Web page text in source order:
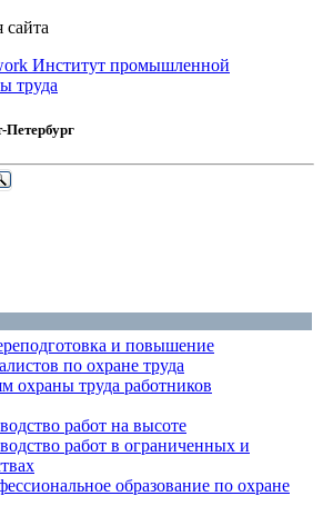
Институт промышленной
труда
Петербург
и повышение
по охране труда
охраны труда работников
работ на высоте
работ в ограниченных и
образование по охране